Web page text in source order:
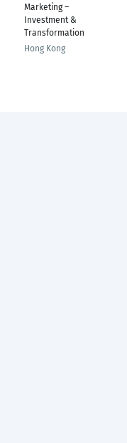
Marketing –
Investment &
Transformation
Hong Kong